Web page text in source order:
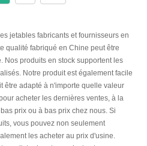
jetables fabricants et fournisseurs en
qualité fabriqué en Chine peut être
Nos produits en stock supportent les
Notre produit est également facile
être adapté à n'importe quelle valeur
acheter les dernières ventes, à la
prix ou à bas prix chez nous. Si
vous pouvez non seulement
les acheter au prix d'usine.